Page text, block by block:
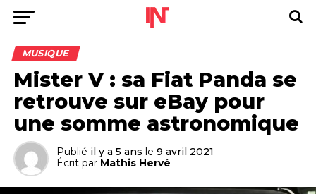
MUSIQUE
Mister V : sa Fiat Panda se
retrouve sur eBay pour
une somme astronomique
Publié il y a 5 ans le 9 avril 2021
Écrit par Mathis Hervé